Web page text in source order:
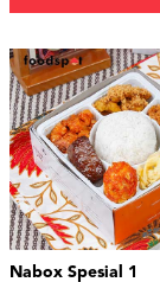
Nabox Spesial 1